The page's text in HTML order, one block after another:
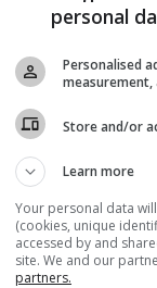
τελεσθεί
λιτανεύσουν...
28 Αυγούστου 2013
Ο Πρέσβης
Προσκυνηματική
πραγματοποίησε
Πρέσβης των
personal
Personalised
measurement,
Store and/or
Learn more
Your personal data
(cookies, unique
accessed by and
site. We and our
partners.